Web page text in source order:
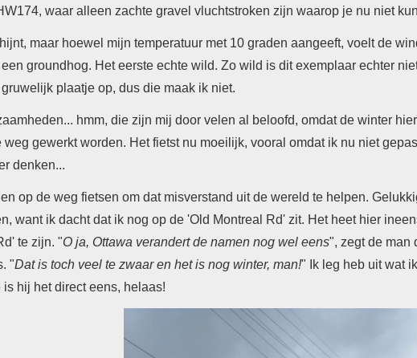
waar alleen zachte gravel vluchtstroken zijn waarop je nu niet
maar hoewel mijn temperatuur met 10 graden aangeeft, voelt de
groundhog. Het eerste echte wild. Zo wild is dit exemplaar echter
gruwelijk plaatje op, dus die maak ik niet.
hmm, die zijn mij door velen al beloofd, omdat de winter
weg gewerkt worden. Het fietst nu moeilijk, vooral omdat ik nu niet
denken...
op de weg fietsen om dat misverstand uit de wereld te helpen.
want ik dacht dat ik nog op de 'Old Montreal Rd' zit. Het heet hier
te zijn. "O ja, Ottawa verandert de namen nog wel eens", zegt de man
"Dat is toch veel te zwaar en het is nog winter, man!" Ik leg heb uit wat
is hij het direct eens, helaas!